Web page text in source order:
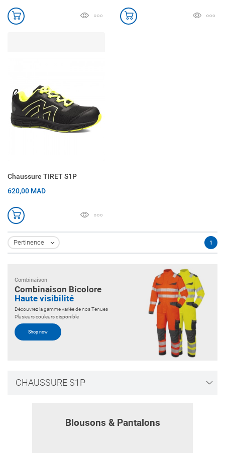
CHAUSSURE S1P
Blousons & Pantalons
Chaussure TIRET S1P
620,00 MAD
Pertinence  1
Combinaison
Combinaison Bicolore
Haute visibilité
Découvrez la gamme variée de nos Tenues
Plusieurs couleurs disponible
Shop now